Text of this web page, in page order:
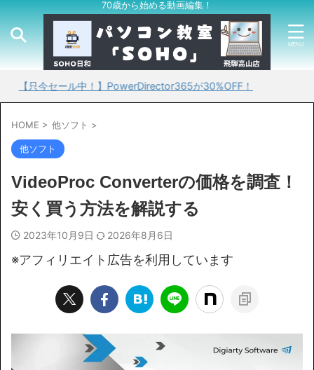
70歳から始める動画編集！
ール中！】PowerDirector365が30%OFF！
HOME > 他ソフト >
他ソフト
VideoProc Converterの価格を調査！
安く買う方法を解説する
2023年10月9日 2026年8月6日
※アフィリエイト広告を利用しています